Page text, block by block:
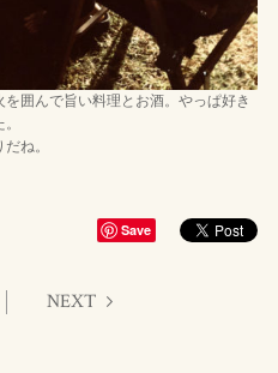
囲んで旨い料理とお酒。やっぱ好き
ね。
Save
NEXT